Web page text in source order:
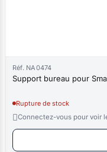
Réf. NA0474
Support bureau pour
Rupture de stock
Connectez-vous pour voir